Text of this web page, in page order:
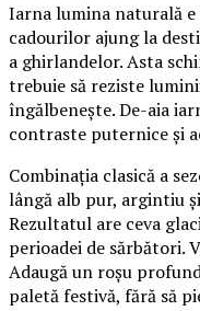
Iarna lumina naturală
cadourilor ajung la
a ghirlandelor. Asta
trebuie să reziste
îngălbenește. De-aia
contraste puternice și
Combinația clasică a
lângă alb pur, argintiu
Rezultatul are ceva
perioadei de sărbători.
Adaugă un roșu
paletă festivă, fără să